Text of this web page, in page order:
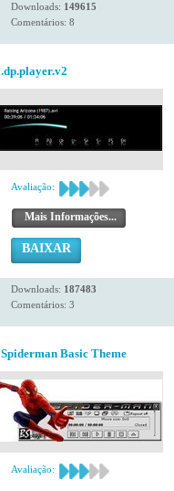
Downloads: 149615
Comentários: 8
.dp.player.v2
Avaliação:
Mais Informações...
BAIXAR
Downloads: 187483
Comentários: 3
Spiderman Basic Theme
Avaliação: